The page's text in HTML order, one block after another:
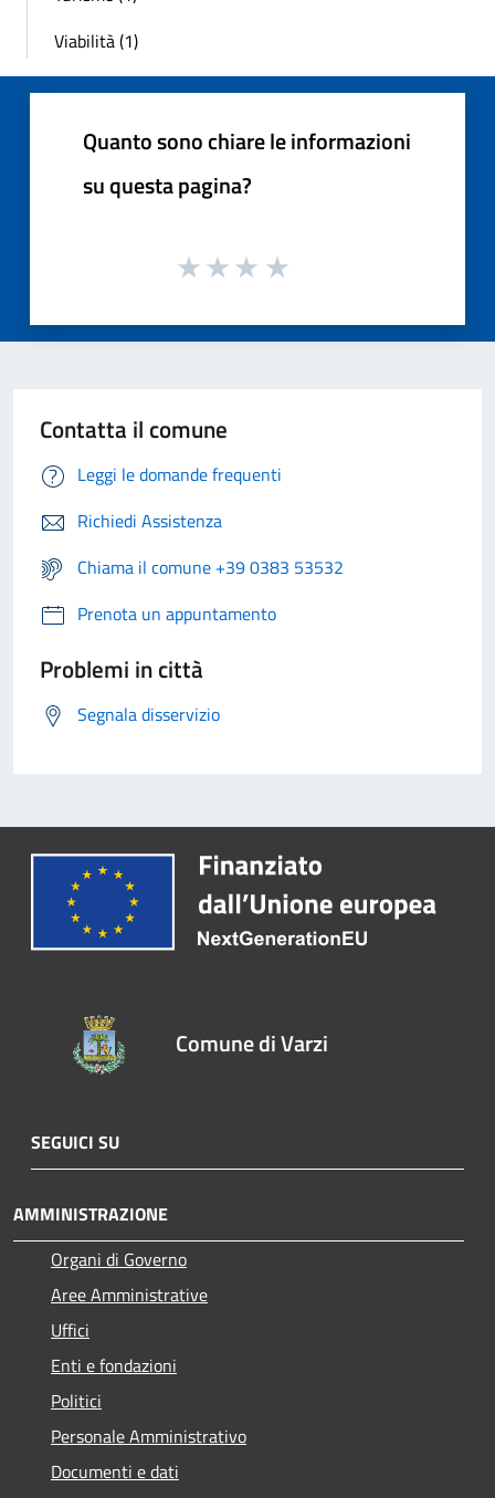
Viabilità (1)
Quanto sono chiare le informazioni
su questa pagina?
Contatta il comune
Leggi le domande frequenti
Richiedi Assistenza
Chiama il comune +39 0383 53532
Prenota un appuntamento
Problemi in città
Segnala disservizio
Comune di Varzi
SEGUICI SU
AMMINISTRAZIONE
Organi di Governo
Aree Amministrative
Uffici
Enti e fondazioni
Politici
Personale Amministrativo
Documenti e dati